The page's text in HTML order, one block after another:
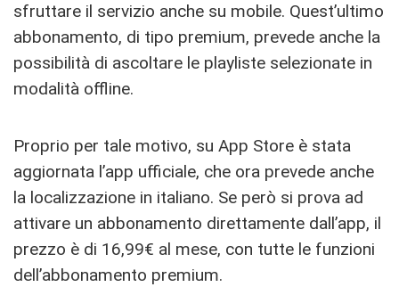
sfruttare il servizio anche su mobile. Quest’ultimo
abbonamento, di tipo premium, prevede anche la
possibilità di ascoltare le playliste selezionate in
modalità offline.
Proprio per tale motivo, su App Store è stata
aggiornata l’app ufficiale, che ora prevede anche
la localizzazione in italiano. Se però si prova ad
attivare un abbonamento direttamente dall’app, il
prezzo è di 16,99€ al mese, con tutte le funzioni
dell’abbonamento premium.